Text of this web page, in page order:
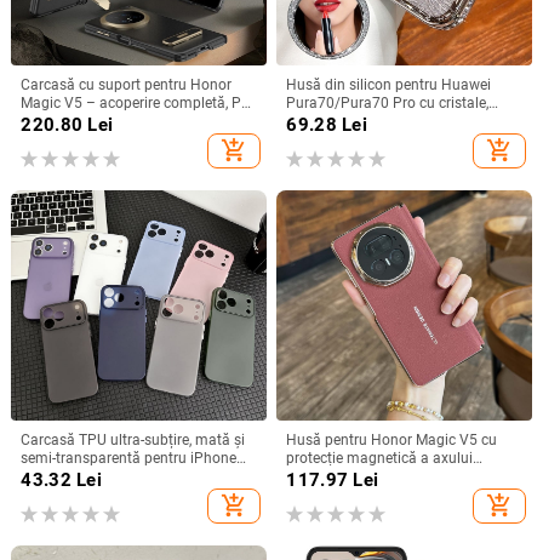
Carcasă cu suport pentru Honor
Magic V5 – acoperire completă, PC
mat, anti-cădere, anti-amprente
220.80 Lei
add_shopping_cart
Husă din silicon pentru Huawei
Pura70/Pura70 Pro cu cristale,
transparentă, estetică, suport
încorporat și disipare a căldurii
69.28 Lei
add_shopping_cart
Carcasă TPU ultra-subțire, mată și
semi-transparentă pentru iPhone
11/12/14/15/16/17 Pro Max,
protecție împotriva căderilor, anti-
amprente
43.32 Lei
add_shopping_cart
Husă pentru Honor Magic V5 cu
protecție magnetică a axului
central, acoperire completă a
electroplacare, protecție anti-cădere
117.97 Lei
add_shopping_cart